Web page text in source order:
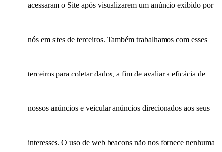
acessaram o Site após visualizarem um anúncio exibido por
nós em sites de terceiros. Também trabalhamos com esses
terceiros para coletar dados, a fim de avaliar a eficácia de
nossos anúncios e veicular anúncios direcionados aos seus
interesses. O uso de web beacons não nos fornece nenhuma